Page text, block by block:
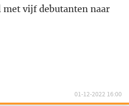
met vijf debutanten naar
01-12-2022 16:00